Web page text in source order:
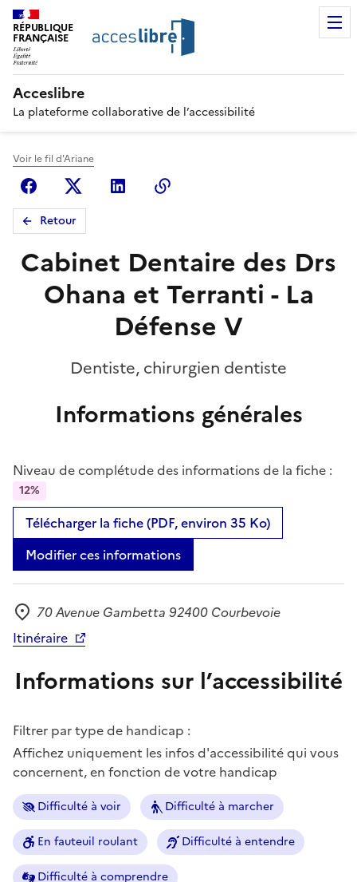
RÉPUBLIQUE
FRANÇAISE
Acceslibre
La plateforme collaborative de l’accessibilité
Voir le fil d'Ariane
FacebookX (anciennement Twitter)
Linkedin
Retour
Cabinet Dentaire des Drs
Ohana et Terranti - La
Défense V
Dentiste, chirurgien dentiste
Informations générales
Niveau de complétude des informations de la fiche :
12%
Télécharger la fiche (PDF, environ 35 Ko)
Modifier ces informations
Adresse
70 Avenue Gambetta 92400 Courbevoie
Itinéraire
Informations sur l’accessibilité
Filtrer par type de handicap :
Affichez uniquement les infos d'accessibilité qui vous
concernent, en fonction de votre handicap
Difficulté à voir Difficulté à marcher
En fauteuil roulant Difficulté à entendre
Difficulté à comprendre